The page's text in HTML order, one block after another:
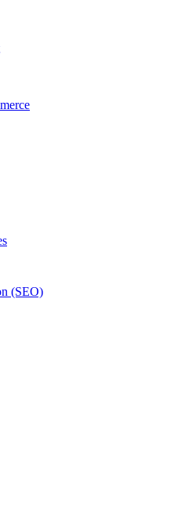
(SEO)